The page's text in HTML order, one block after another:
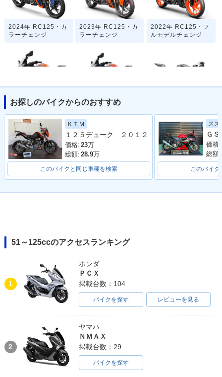
2024年 RC125・カ
ラーチェンジ
2023年 RC125・カ
ラーチェンジ
2022年 RC125・フ
ルモデルチェンジ
お探しのバイクからのおすすめ
ＫＴＭ
１２５デューク ２０１２
価格: 23万
総額: 28.9万
このバイクと同じ車種を検索
スズ
価格:
総額:
このバイク
51～125ccのアクセスランキング
1
ホンダ
ＰＣＸ
掲載台数：104
バイクを探す レビューを見る
2
ヤマハ
ＮＭＡＸ
掲載台数：29
バイクを探す